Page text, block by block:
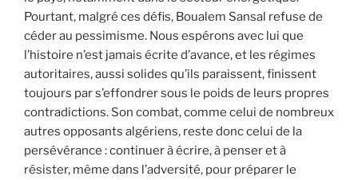
Pourtant, malgré ces défis, Boualem Sansal refuse de
céder au pessimisme. Nous espérons avec lui que
l’histoire n’est jamais écrite d’avance, et les régimes
autoritaires, aussi solides qu’ils paraissent, finissent
toujours par s’effondrer sous le poids de leurs propres
contradictions. Son combat, comme celui de nombreux
autres opposants algériens, reste donc celui de la
persévérance : continuer à écrire, à penser et à
résister, même dans l’adversité, pour préparer le